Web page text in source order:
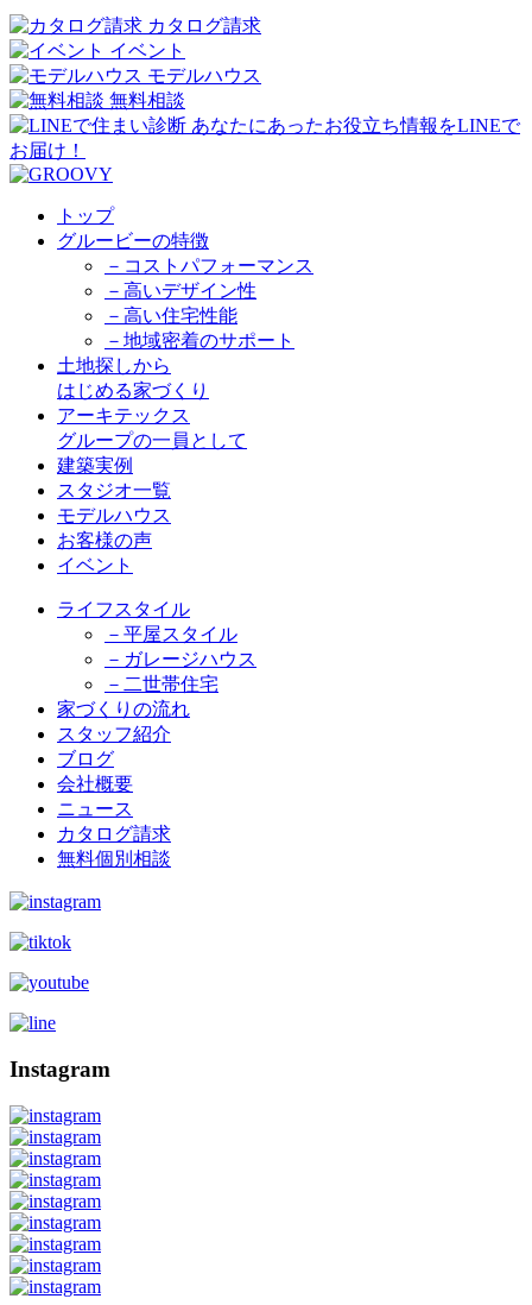
カタログ請求
イベント
モデルハウス
無料相談
トップ
グルービーの特徴
－コストパフォーマンス
－高いデザイン性
－高い住宅性能
－地域密着のサポート
土地探しから
はじめる家づくり
アーキテックス
グループの一員として
建築実例
スタジオ一覧
モデルハウス
お客様の声
イベント
ライフスタイル
－平屋スタイル
－ガレージハウス
－二世帯住宅
家づくりの流れ
スタッフ紹介
ブログ
会社概要
ニュース
カタログ請求
無料個別相談
Instagram